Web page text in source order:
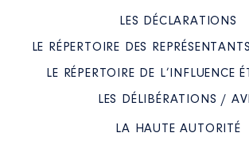
LES DÉCLARATIONS
LE RÉPERTOIRE DES
LE RÉPERTOIRE DE L’INFLUENCE
LES DÉLIBÉRATIONS /
LA HAUTE AUTORITÉ